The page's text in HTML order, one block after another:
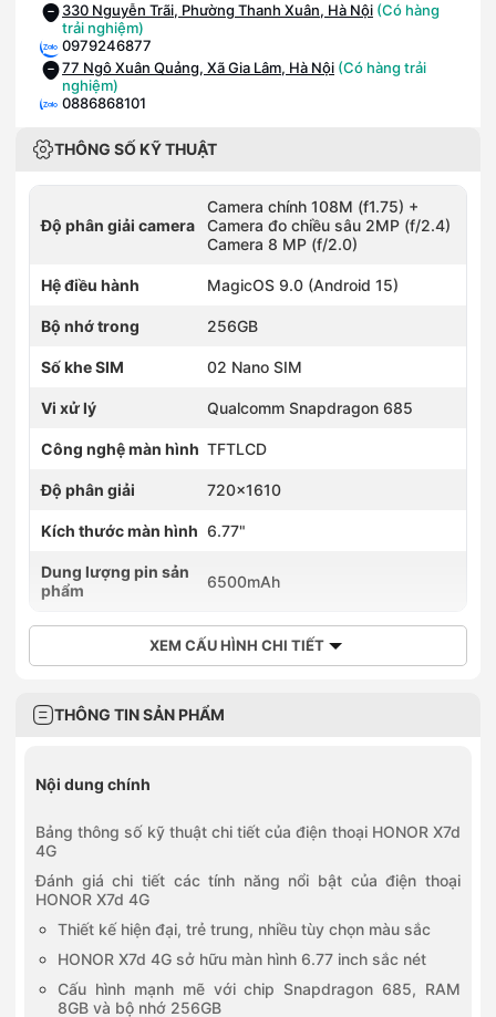
330 Nguyễn Trãi, Phường Thanh Xuân, Hà Nội (Có hàng
trải nghiệm)
0979246877
77 Ngô Xuân Quảng, Xã Gia Lâm, Hà Nội (Có hàng trải
nghiệm)
0886868101
0896677712
194 Lê Duẩn, Phường Văn Miếu - Quốc Tử Giám, Hà Nội
(Có hàng trải nghiệm)
nghiệm)
418 Xã Đàn, Phường Văn Miếu - Quốc Tử Giám, Hà Nội
0902155252
nghiệm)
0815867989
89 Tam Trinh, Phường Vĩnh Tuy, Hà Nội
nghiệm)
0985568109
109 Trần Duy Hưng, Phường Yên Hòa, Hà Nội
0981931110
0985981110
0934620123
123 Vạn Phúc, Phường Hà Đông, Hà Nội (Có hàng trải
nghiệm)
176 Chùa Thông, Phường Sơn Tây, Hà Nội
nghiệm)
nghiệm)
0886868223
0836886258
nghiệm)
0968590259
259 đường Lạc Long Quân, Phường Nghĩa Đô, Hà Nội
hàng trải nghiệm)
0903202328
28 Trần Phú, Phường Hà Đông, Hà Nội
(Có hàng trải
nghiệm)
THÔNG SỐ KỸ THUẬT
Độ phân giải camera
Camera chính 108M (f1.75) +
Camera đo chiều sâu 2MP (f/2.4)
Camera 8 MP (f/2.0)
Hệ điều hành MagicOS 9.0 (Android 15)
Bộ nhớ trong 256GB
Số khe SIM 02 Nano SIM
Vi xử lý Qualcomm Snapdragon 685
Công nghệ màn hình TFTLCD
Độ phân giải 720x1610
Kích thước màn hình 6.77"
Dung lượng pin sản
phẩm
6500mAh
XEM CẤU HÌNH CHI TIẾT
THÔNG TIN SẢN PHẨM
Nội dung chính
Bảng thông số kỹ thuật chi tiết của điện thoại HONOR X7d
4G
Đánh giá chi tiết các tính năng nổi bật của điện thoại
HONOR X7d 4G
Thiết kế hiện đại, trẻ trung, nhiều tùy chọn màu sắc
HONOR X7d 4G sở hữu màn hình 6.77 inch sắc nét
Cấu hình mạnh mẽ với chip Snapdragon 685, RAM
8GB và bộ nhớ 256GB